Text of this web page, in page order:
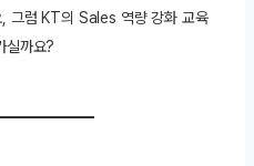
, 그럼 KT의 Sales 역량 강화 교육
실까요?